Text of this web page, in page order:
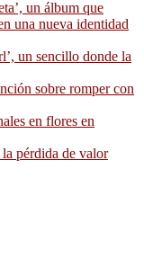
un álbum que
una nueva identidad
un sencillo donde la
sobre romper con
en flores en
pérdida de valor